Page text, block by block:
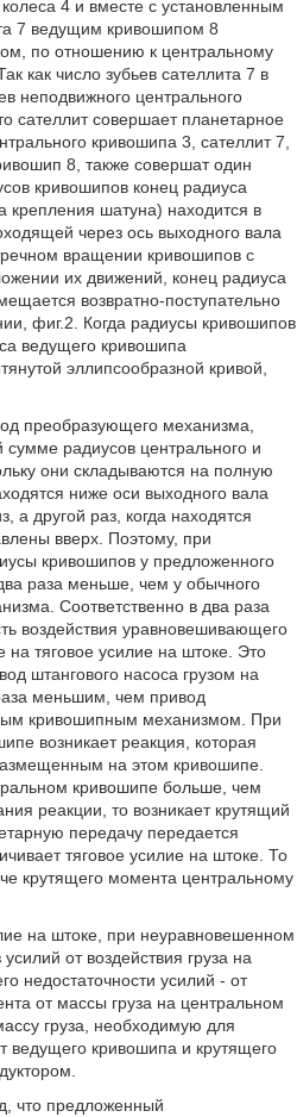
4 и вместе с установленным
7 ведущим кривошипом 8
по отношению к центральному
как число зубьев сателлита 7 в
неподвижного центрального
сателлит совершает планетарное
кривошипа 3, сателлит 7,
8, также совершат один
кривошипов конец радиуса
крепления шатуна) находится в
через ось выходного вала
вращении кривошипов с
их движений, конец радиуса
возвратно-поступательно
фиг.2. Когда радиусы кривошипов
ведущего кривошипа
эллипсообразной кривой,
преобразующего механизма,
радиусов центрального и
они складываются на полную
ниже оси выходного вала
а другой раз, когда находятся
вверх. Поэтому, при
кривошипов у предложенного
раза меньше, чем у обычного
Соответственно в два раза
воздействия уравновешивающего
тяговое усилие на штоке. Это
штангового насоса грузом на
меньшим, чем привод
кривошипным механизмом. При
возникает реакция, которая
на этом кривошипе.
кривошипе больше, чем
реакции, то возникает крутящий
передачу передается
тяговое усилие на штоке. То
крутящего момента центральному
на штоке, при неуравновешенном
от воздействия груза на
недостаточности усилий - от
от массы груза на центральном
груза, необходимую для
ведущего кривошипа и крутящего
что предложенный